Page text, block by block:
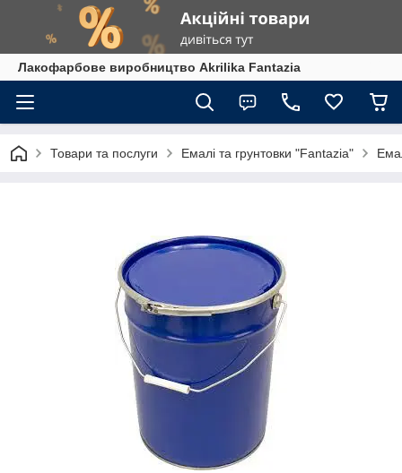
Лакофарбове виробництво Akrilika Fantazia
Товари та послуги Емалі та грунтовки "Fantazia"